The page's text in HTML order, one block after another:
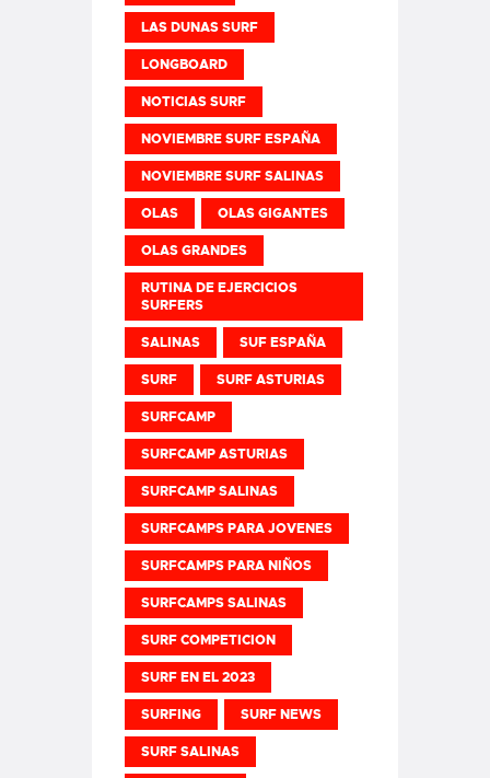
LAS DUNAS SURF
LONGBOARD
NOTICIAS SURF
NOVIEMBRE SURF ESPAÑA
NOVIEMBRE SURF SALINAS
OLAS OLAS GIGANTES
OLAS GRANDES
RUTINA DE EJERCICIOS
SURFERS
SALINAS SUF ESPAÑA
SURF SURF ASTURIAS
SURFCAMP
SURFCAMP ASTURIAS
SURFCAMP SALINAS
SURFCAMPS PARA JOVENES
SURFCAMPS PARA NIÑOS
SURFCAMPS SALINAS
SURF COMPETICION
SURF EN EL 2023
SURFING SURF NEWS
SURF SALINAS